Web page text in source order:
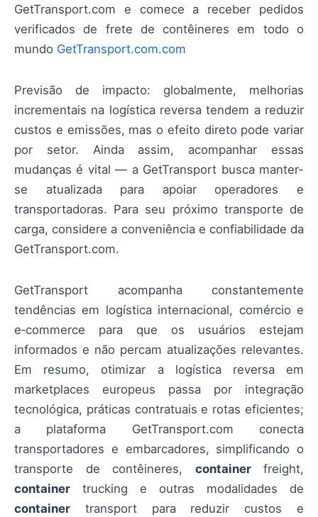
GetTransport.com e comece a receber pedidos
verificados de frete de contêineres em todo o
mundo GetTransport.com.com
Previsão de impacto: globalmente, melhorias
incrementais na logística reversa tendem a reduzir
custos e emissões, mas o efeito direto pode variar
por setor. Ainda assim, acompanhar essas
mudanças é vital — a GetTransport busca manter-
se atualizada para apoiar operadores e
transportadoras. Para seu próximo transporte de
carga, considere a conveniência e confiabilidade da
GetTransport.com.
GetTransport acompanha constantemente
tendências em logística internacional, comércio e
e‑commerce para que os usuários estejam
informados e não percam atualizações relevantes.
Em resumo, otimizar a logística reversa em
marketplaces europeus passa por integração
tecnológica, práticas contratuais e rotas eficientes;
a plataforma GetTransport.com conecta
transportadores e embarcadores, simplificando o
transporte de contêineres, containerfreight,
container trucking e outras modalidades de
container transport para reduzir custos e